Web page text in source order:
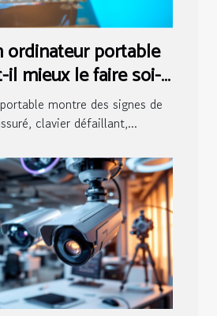
ordinateur portable
il mieux le faire soi-
par un pro ?
montre des signes de
clavier défaillant,...